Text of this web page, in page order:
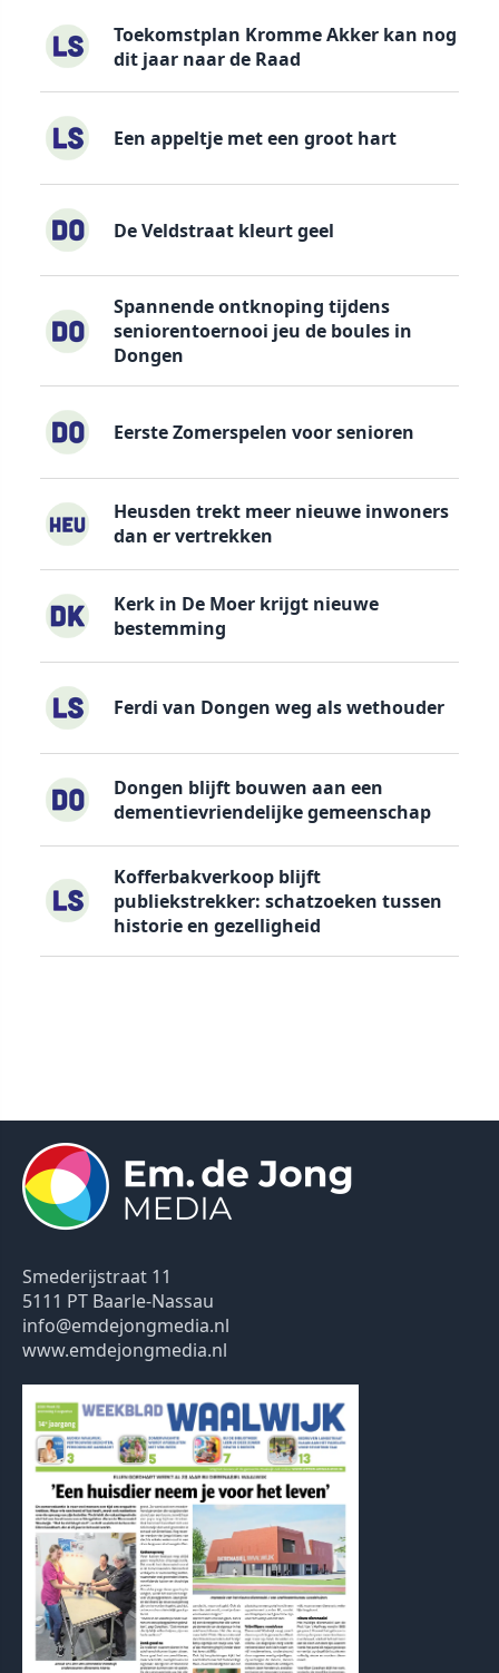
Toekomstplan Kromme Akker kan nog
dit jaar naar de Raad
Een appeltje met een groot hart
De Veldstraat kleurt geel
Spannende ontknoping tijdens
seniorentoernooi jeu de boules in
Dongen
Eerste Zomerspelen voor senioren
Heusden trekt meer nieuwe inwoners
dan er vertrekken
Kerk in De Moer krijgt nieuwe
bestemming
Ferdi van Dongen weg als wethouder
Dongen blijft bouwen aan een
dementievriendelijke gemeenschap
Kofferbakverkoop blijft
publiekstrekker: schatzoeken tussen
historie en gezelligheid
Smederijstraat 11
5111 PT Baarle-Nassau
info@emdejongmedia.nl
www.emdejongmedia.nl